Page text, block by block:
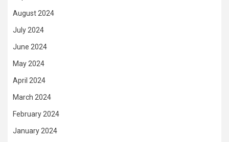
August 2024
July 2024
June 2024
May 2024
April 2024
March 2024
February 2024
January 2024